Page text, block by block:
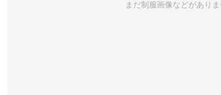
まだ制服画像などがあり